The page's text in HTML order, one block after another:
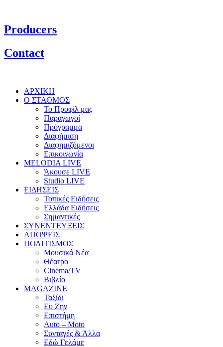
Producers
Contact
ΑΡΧΙΚΗ
Ο ΣΤΑΘΜΟΣ
Το Προφίλ μας
Παραγωγοί
Πρόγραμμα
Διαφήμιση
Διαφημιζόμενοι
Επικοινωνία
MELODIA LIVE
Άκουσε LIVE
Studio LIVE
ΕΙΔΗΣΕΙΣ
Τοπικές Ειδήσεις
Ελλάδα Ειδήσεις
Σημαντικές
ΣΥΝΕΝΤΕΥΞΕΙΣ
ΑΠΟΨΕΙΣ
ΠΟΛΙΤΙΣΜΟΣ
Μουσικά Νέα
Θέατρο
Cinema/TV
Βιβλίο
MAGAZINE
Ταξίδι
Ευ Ζην
Επιστήμη
Auto – Moto
Συνταγές & Άλλα
Εδώ Γελάμε